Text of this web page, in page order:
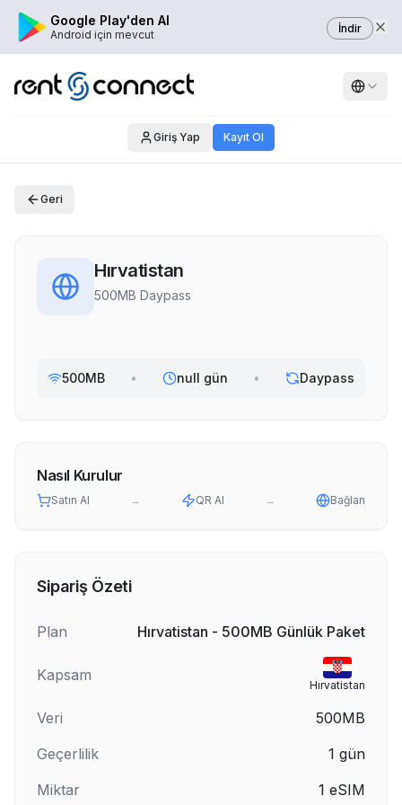
Google Play'den Al
Android için mevcut İndir
Giriş Yap Kayıt Ol
Geri
Hırvatistan
500MB Daypass
500MB • null gün • Daypass
Nasıl Kurulur
Satın Al → QR Al → Bağlan
Sipariş Özeti
Plan Hırvatistan - 500MB Günlük Paket
Kapsam
Hırvatistan
Veri
500MB
Geçerlilik
1 gün
Miktar
1 eSIM